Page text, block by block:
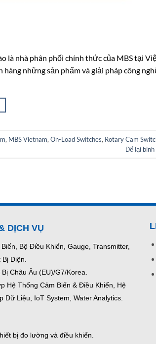
là nhà phân phối chính thức của MBS tại
hàng những sản phẩm và giải pháp công
, MBS Vietnam, On-Load Switches, Rotary Cam
Để lại bình
DỊCH VỤ
Bộ Điều Khiển, Gauge, Transmitter,
Bị Điện.
Châu Âu (EU)/G7/Korea.
Hệ Thống Cảm Biến & Điều Khiển, Hệ
Dữ Liệu, IoT System, Water Analytics.
bị đo lường và điều khiển.